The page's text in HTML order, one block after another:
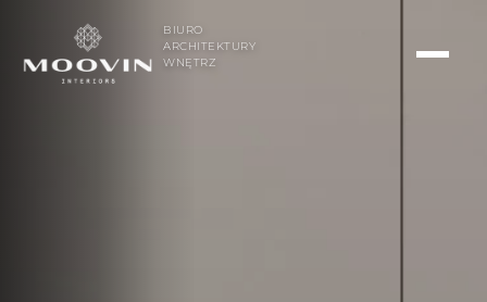
BIURO
ARCHITEKTURY
WNĘTRZ